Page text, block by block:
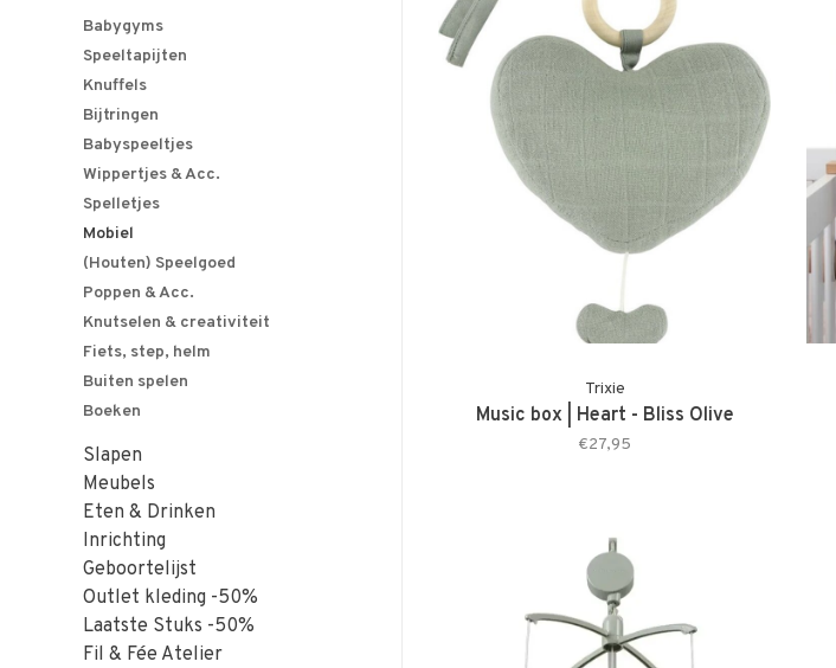
Babygyms
Speeltapijten
Knuffels
Bijtringen
Babyspeeltjes
Wippertjes & Acc.
Spelletjes
Mobiel
(Houten) Speelgoed
Poppen & Acc.
Knutselen & creativiteit
Fiets, step, helm
Buiten spelen
Boeken
Slapen
Meubels
Eten & Drinken
Inrichting
Geboortelijst
Outlet kleding -50%
Laatste Stuks -50%
Fil & Fée Atelier
Trixie
Music box | Heart - Bliss Olive
€27,95